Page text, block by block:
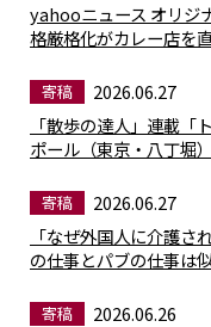
yahooニュース オリジ
格厳格化がカレー店を
寄稿
2026.06.27
「散歩の達人」連載「
ポール（東京・八丁堀
寄稿
2026.06.27
「なぜ外国人に介護
の仕事とパブの仕事は
寄稿
2026.06.26